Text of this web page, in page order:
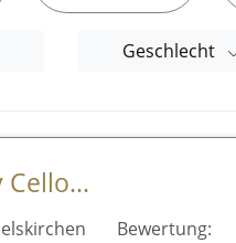
Geschlecht
Bewertung: